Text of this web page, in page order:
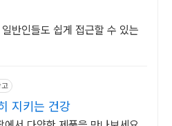
반인들도 쉽게 접근할 수 있는
고
지키는 건강